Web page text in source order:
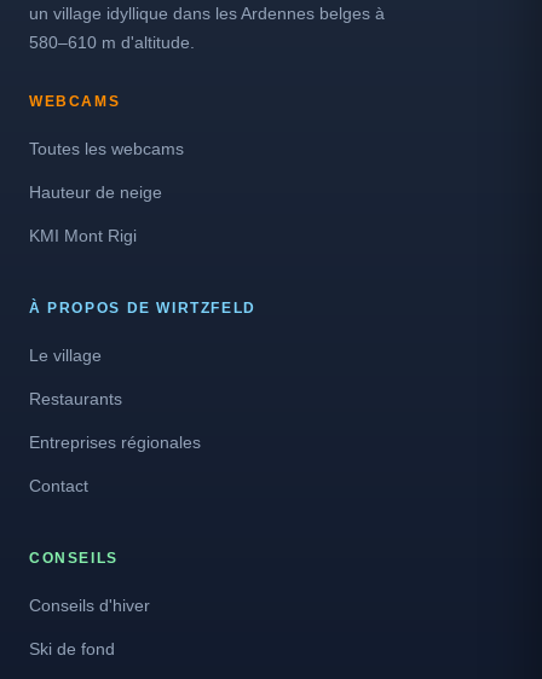
un village idyllique dans les Ardennes belges à
580–610 m d'altitude.
WEBCAMS
Toutes les webcams
Hauteur de neige
KMI Mont Rigi
À PROPOS DE WIRTZFELD
Le village
Restaurants
Entreprises régionales
Contact
CONSEILS
Conseils d'hiver
Ski de fond